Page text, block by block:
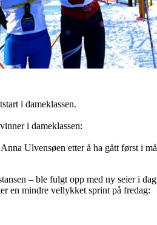
i dameklassen.
i dameklassen:
Ulvensøen etter å ha gått først i
– ble fulgt opp med ny seier i
en mindre vellykket sprint på fredag: